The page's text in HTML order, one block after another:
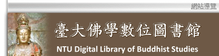
網站導覽